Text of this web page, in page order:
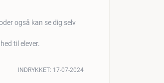
også kan se dig selv
til elever.
INDRYKKET: 17-07-2024